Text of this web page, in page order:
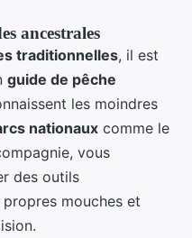
ancestrales
traditionnelles, il est
guide de pêche
les moindres
nationaux comme le
vous
des outils
mouches et